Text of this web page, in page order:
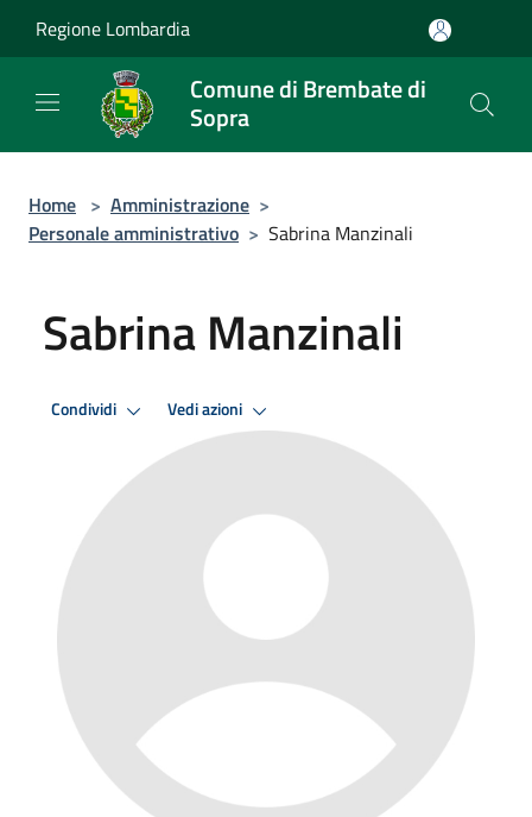
Regione Lombardia
Comune di Brembate di
Sopra
Home > Amministrazione >
Personale amministrativo > Sabrina Manzinali
Sabrina Manzinali
Condividi Vedi azioni